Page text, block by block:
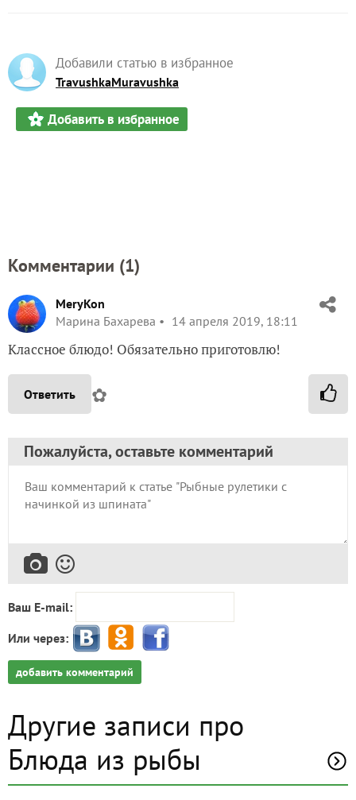
Добавили статью в избранное
TravushkaMuravushka
Добавить в избранное
Комментарии (1)
MeryKon
Марина Бахарева
14 апреля 2019, 18:11
Классное блюдо! Обязательно приготовлю!
Ответить ✿
Пожалуйста, оставьте комментарий
Ваш E-mail:
Или через:
добавить комментарий
Другие записи про
Блюда из рыбы